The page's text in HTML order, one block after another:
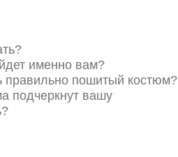
именно вам?
правильно пошитый костюм?
подчеркнут вашу